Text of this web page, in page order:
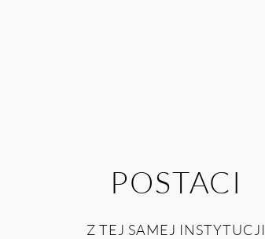
POSTACI
Z TEJ SAMEJ INSTYTUCJI